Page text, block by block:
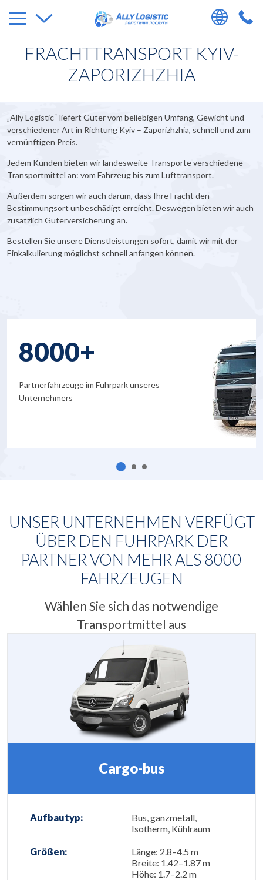
FRACHTTRANSPORT KYIV-
ZAPORIZHZHIA
„Ally Logistic“ liefert Güter vom beliebigen Umfang, Gewicht und
verschiedener Art in Richtung Kyiv – Zaporizhzhia, schnell und zum
vernünftigen Preis.
Jedem Kunden bieten wir landesweite Transporte verschiedene
Transportmittel an: vom Fahrzeug bis zum Lufttransport.
Außerdem sorgen wir auch darum, dass Ihre Fracht den
Bestimmungsort unbeschädigt erreicht. Deswegen bieten wir auch
zusätzlich Güterversicherung an.
Bestellen Sie unsere Dienstleistungen sofort, damit wir mit der
Einkalkulierung möglichst schnell anfangen können.
8000+
Partnerfahrzeuge im Fuhrpark unseres
Unternehmers
UNSER UNTERNEHMEN VERFÜGT
ÜBER DEN FUHRPARK DER
PARTNER VON MEHR ALS 8000
FAHRZEUGEN
Wählen Sie sich das notwendige
Transportmittel aus
Cargo-bus
Aufbautyp:
Bus, ganzmetall,
Isotherm, Kühlraum
Größen:
Länge: 2.8–4.5 m
Breite: 1.42–1.87 m
Höhe: 1.7–2.2 m